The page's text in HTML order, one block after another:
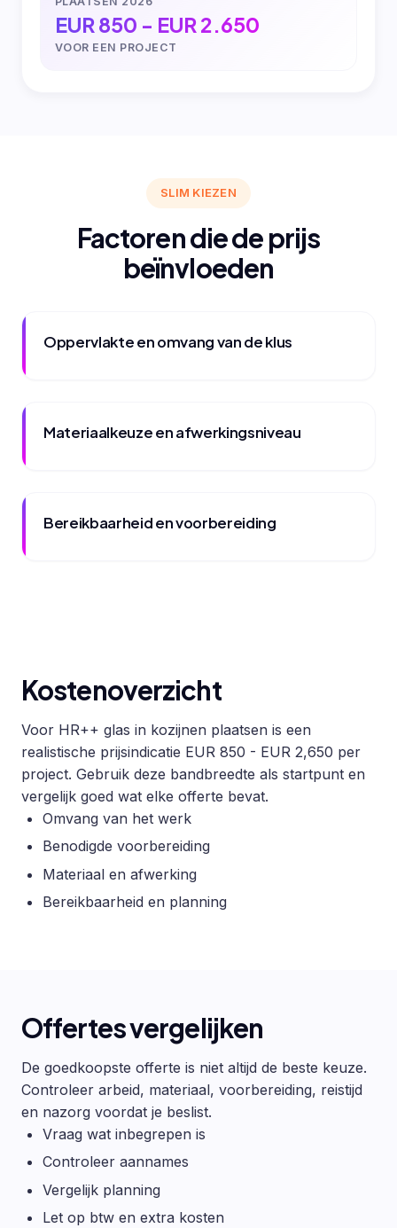
EUR 850 - EUR 2.650
VOOR EEN PROJECT
SLIM KIEZEN
Factoren die de prijs
beïnvloeden
Oppervlakte en omvang van de klus
Materiaalkeuze en afwerkingsniveau
Bereikbaarheid en voorbereiding
Kostenoverzicht
Voor HR++ glas in kozijnen plaatsen is een
realistische prijsindicatie EUR 850 - EUR 2,650 per
project. Gebruik deze bandbreedte als startpunt en
vergelijk goed wat elke offerte bevat.
Omvang van het werk
Benodigde voorbereiding
Materiaal en afwerking
Bereikbaarheid en planning
Offertes vergelijken
De goedkoopste offerte is niet altijd de beste keuze.
Controleer arbeid, materiaal, voorbereiding, reistijd
en nazorg voordat je beslist.
Vraag wat inbegrepen is
Controleer aannames
Vergelijk planning
Let op btw en extra kosten